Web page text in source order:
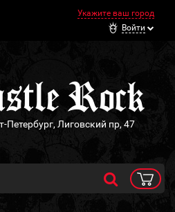
Укажите ваш город
Войти
Петербург, Лиговский пр, 47